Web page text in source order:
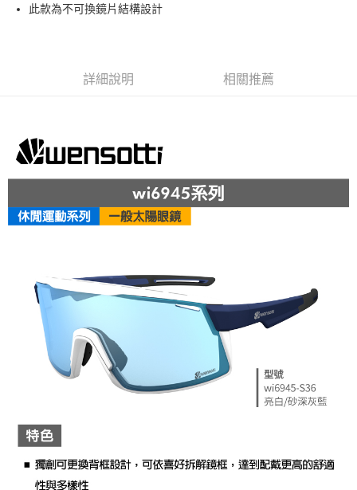
台灣樂天信用卡公司
每筆NT$95，滿NT$799(含以上)免運費
付款後7-11取貨
每筆NT$95，滿NT$799(含以上)免運費
宅配
每筆NT$85，滿NT$799(含以上)免運費
此款為不可換鏡片結構設計
詳細說明 相關推薦